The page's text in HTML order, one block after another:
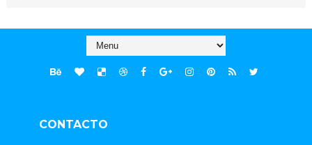
CONTACTO